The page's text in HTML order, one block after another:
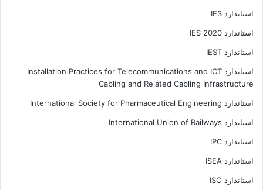
استاندارد IES
استاندارد IES 2020
استاندارد IEST
استاندارد Installation Practices for Telecommunications and ICT
Cabling and Related Cabling Infrastructure
استاندارد International Society for Pharmaceutical Engineering
استاندارد International Union of Railways
استاندارد IPC
استاندارد ISEA
استاندارد ISO